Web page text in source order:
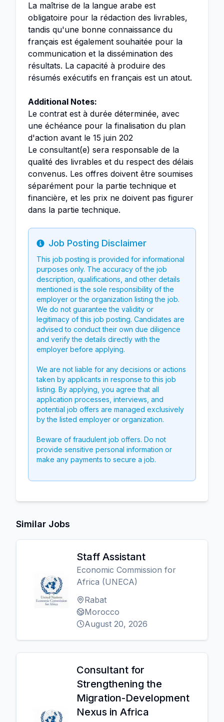
La maîtrise de la langue arabe est
obligatoire pour la rédaction des livrables,
tandis qu'une bonne connaissance du
français est également souhaitée pour la
communication et la dissémination des
résultats. La capacité à produire des
résumés exécutifs en français est un atout.
Additional Notes:
Le contrat est à durée déterminée, avec
une échéance pour la finalisation du plan
d'action avant le 15 juin 202
Le consultant(e) sera responsable de la
qualité des livrables et du respect des délais
convenus. Les offres doivent être soumises
séparément pour la partie technique et
financière, et les prix ne doivent pas figurer
dans la partie technique.
Info
Job Posting Disclaimer
This job posting is provided for informational
purposes only. The accuracy of the job
description, qualifications, and other details
mentioned is the sole responsibility of the
employer or the organization listing the job.
We do not guarantee the validity or
legitimacy of this job posting. Candidates are
advised to conduct their own due diligence
and verify the details directly with the
employer before applying.
We are not liable for any decisions or actions
taken by applicants in response to this job
listing. By applying, you agree that all
application processes, interviews, and
potential job offers are managed exclusively
by the listed employer or organization.
Beware of fraudulent job offers. Do not
provide sensitive personal information or
make any payments to secure a job.
Similar Jobs
Staff Assistant
Economic Commission for
Africa (UNECA)
Rabat
Morocco
August 20, 2026
Consultant for
Strengthening the
Migration-Development
Nexus in Africa